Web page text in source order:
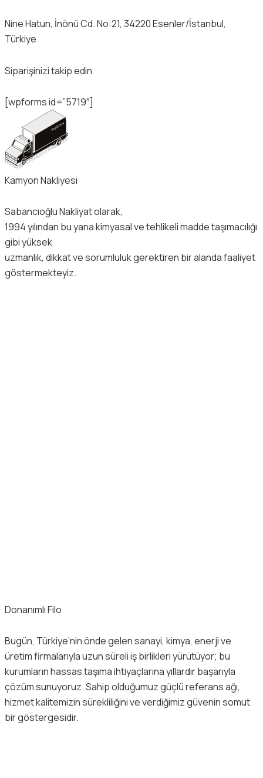
Nine Hatun, İnönü Cd. No:21, 34220 Esenler/İstanbul,
Türkiye
Siparişinizi takip edin
[wpforms id=”5719″]
Kamyon Nakliyesi
Sabancıoğlu Nakliyat olarak,
1994 yılından bu yana kimyasal ve tehlikeli madde taşımacılığı
gibi yüksek
uzmanlık, dikkat ve sorumluluk gerektiren bir alanda faaliyet
göstermekteyiz.
Donanımlı Filo
Bugün, Türkiye’nin önde gelen sanayi, kimya, enerji ve
üretim firmalarıyla uzun süreli iş birlikleri yürütüyor; bu
kurumların hassas taşıma ihtiyaçlarına yıllardır başarıyla
çözüm sunuyoruz. Sahip olduğumuz güçlü referans ağı,
hizmet kalitemizin sürekliliğini ve verdiğimiz güvenin somut
bir göstergesidir.